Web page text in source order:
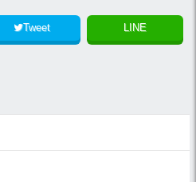
Tweet LINE